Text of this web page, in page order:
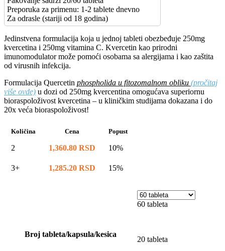
Preporuka za primenu: 1-2 tablete dnevno
Za odrasle (stariji od 18 godina)
Jedinstvena formulacija koja u jednoj tableti obezbeđuje 250mg
kvercetina i 250mg vitamina C. Kvercetin kao prirodni
imunomodulator može pomoći osobama sa alergijama i kao zaštita
od virusnih infekcija.
Formulacija Quercetin phospholida u fitozomalnom obliku (pročitaj
više ovde) u dozi od 250mg kvercentina omogućava superiornu
bioraspoloživost kvercetina – u kliničkim studijama dokazana i do
20x veća bioraspoloživost!
Količina Cena Popust
2 1,360.80 RSD 10%
3+ 1,285.20 RSD 15%
Broj tableta/kapsula/kesica
60 tableta
20 tableta